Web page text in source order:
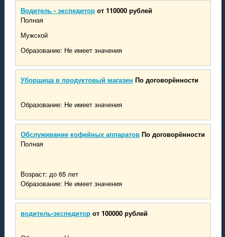
Водитель - экспедитор от 110000 рублей
Полная
Мужской
Образование: Не имеет значения
Уборщица в продуктовый магазин По договорённости
Образование: Не имеет значения
Обслуживание кофейных аппаратов По договорённости
Полная
Возраст: до 65 лет
Образование: Не имеет значения
водитель-экспедитор от 100000 рублей